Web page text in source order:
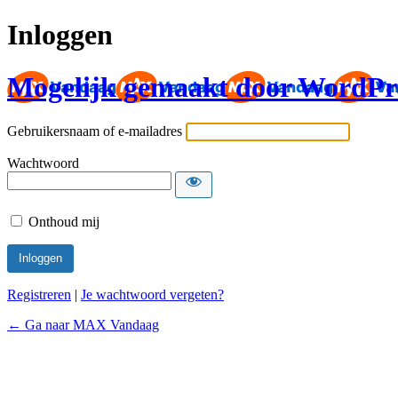
Inloggen
Mogelijk gemaakt door
Gebruikersnaam of e-mailadres
Wachtwoord
Onthoud mij
Registreren | Je wachtwoord vergeten?
← Ga naar MAX Vandaag